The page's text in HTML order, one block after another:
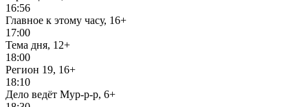
16:56
Главное к этому часу, 16+
17:00
Тема дня, 12+
18:00
Регион 19, 16+
18:10
Дело ведёт Мур-р-р, 6+